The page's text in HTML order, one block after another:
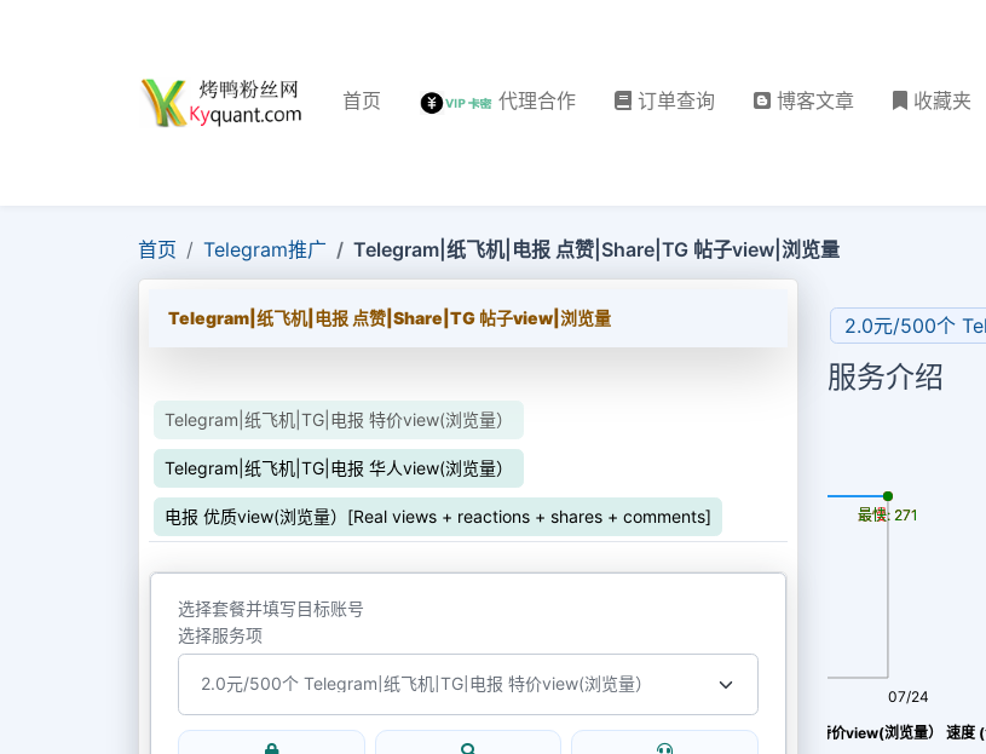
首页 代理合作 订单查询 博客文章 收藏夹
首页 Telegram推广 Telegram|纸飞机|电报 点赞|Share|TG 帖子view|浏览量
Telegram|纸飞机|电报 点赞|Share|TG 帖子view|浏览量
Telegram|纸飞机|TG|电报 特价view(浏览量）
Telegram|纸飞机|TG|电报 华人view(浏览量）
电报 优质view(浏览量）[Real views + reactions + shares + comments]
选择套餐并填写目标账号
选择服务项
2.0元/500个
服务介绍
Telegram|纸飞机|TG|电报 特价view(浏览量
07/24
最慢: 271
最快: 271